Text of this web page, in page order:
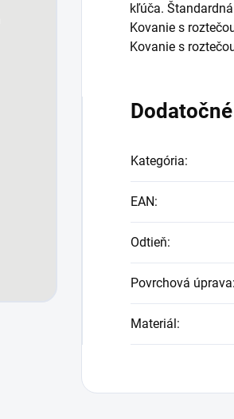
kľúča.
Kovanie s
Kovanie s
Kategória:
EAN:
Odtieň:
Povrchová úprava:
Materiál: